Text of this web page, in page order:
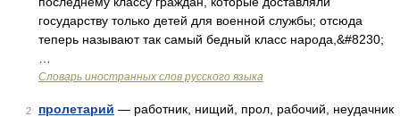
государству только детей для военной службы; отсюда
теперь называют так самый бедный класс народа,&#8230;
Словарь иностранных слов русского языка
2 пролетарий — работник, нищий, прол, рабочий, неудачник